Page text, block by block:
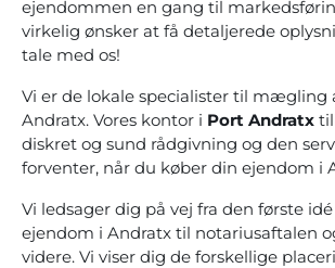
ejendommen en gang til
virkelig ønsker at få detaljerede
tale med os!
Vi er de lokale specialister til mægling
Andratx. Vores kontor i Port Andratx
diskret og sund rådgivning og den
forventer, når du køber din ejendom i
Vi ledsager dig på vej fra den første
ejendom i Andratx til notariusaftalen
videre. Vi viser dig de forskellige